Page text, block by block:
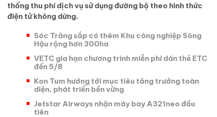
thống thu phí dịch vụ sử dụng đường bộ theo hình thức
điện tử không dừng.
Sóc Trăng sắp có thêm Khu công nghiệp Sông
Hậu rộng hơn 300ha
VETC gia hạn chương trình miễn phí dán thẻ ETC
đến 5/8
Kon Tum hướng tới mục tiêu tăng trưởng toàn
diện, phát triển bền vững
Jetstar Airways nhận máy bay A321neo đầu
tiên